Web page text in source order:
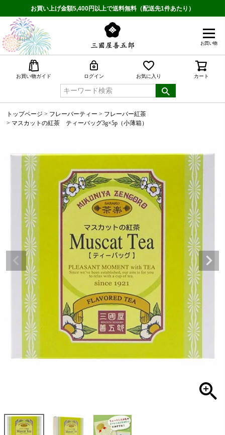
お買い上げ金額5,400円以上で送料無料（配送先1件あたり）
お買い物
お買い物ガイド ログイン お気に入り カート
トップページ フレーバーティー
フレーバー紅茶
マスカットの紅茶 ティーバッグ3g×5p（小薄箱）